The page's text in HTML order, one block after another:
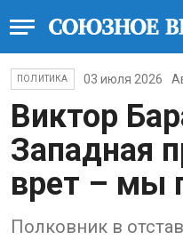
ПОЛИТИКА 03 июля 2026
Виктор
Западная
врет – мы
Полковник в